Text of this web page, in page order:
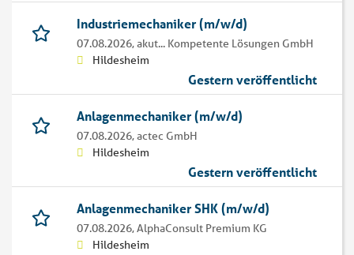
Industriemechaniker (m/w/d)
07.08.2026,akut... Kompetente Lösungen GmbH
Hildesheim
Gestern veröffentlicht
Anlagenmechaniker (m/w/d)
07.08.2026,actec GmbH
Hildesheim
Gestern veröffentlicht
Anlagenmechaniker SHK (m/w/d)
07.08.2026,AlphaConsult Premium KG
Hildesheim